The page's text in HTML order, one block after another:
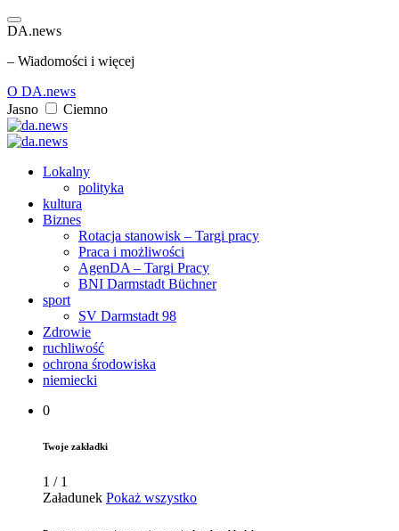
DA.news
– Wiadomości i więcej
O DA.news
Jasno
Ciemno
Lokalny
polityka
kultura
Biznes
Rotacja stanowisk – Targi pracy
Praca i możliwości
AgenDA – Targi Pracy
BNI Darmstadt Büchner
sport
SV Darmstadt 98
Zdrowie
ruchliwość
ochrona środowiska
niemiecki
0
Twoje zakładki
1 / 1
Załadunek Pokaż wszystko